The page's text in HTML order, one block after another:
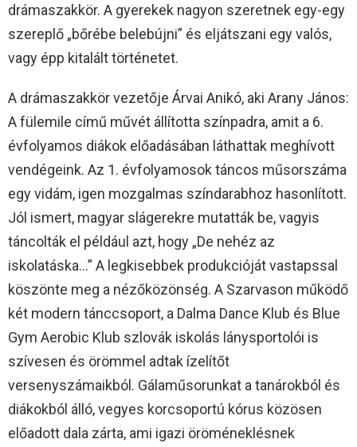
drámaszakkör. A gyerekek nagyon szeretnek egy-egy
szereplő „bőrébe belebújni” és eljátszani egy valós,
vagy épp kitalált történetet.
A drámaszakkör vezetője Árvai Anikó, aki Arany János:
A fülemile című művét állította színpadra, amit a 6.
évfolyamos diákok előadásában láthattak meghívott
vendégeink. Az 1. évfolyamosok táncos műsorszáma
egy vidám, igen mozgalmas színdarabhoz hasonlított.
Jól ismert, magyar slágerekre mutatták be, vagyis
táncolták el például azt, hogy „De nehéz az
iskolatáska…” A legkisebbek produkcióját vastapssal
köszönte meg a nézőközönség. A Szarvason működő
két modern tánccsoport, a Dalma Dance Klub és Blue
Gym Aerobic Klub szlovák iskolás lánysportolói is
szívesen és örömmel adtak ízelítőt
versenyszámaikból. Gálaműsorunkat a tanárokból és
diákokból álló, vegyes korcsoportú kórus közösen
előadott dala zárta, ami igazi öröméneklésnek